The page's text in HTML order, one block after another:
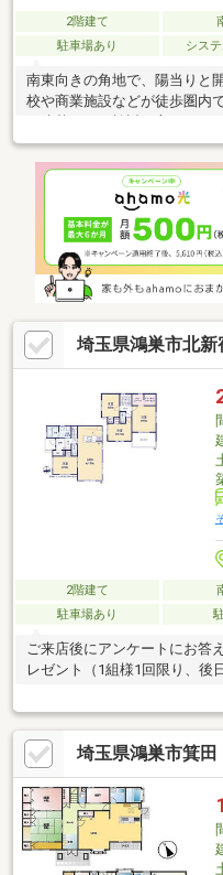
2階建て
駐車場あり
シス
南東向きの角地で、陽当りと開放
校や商業施設などが徒歩圏内
いただけます♪
埼玉県鴻巣市北
2階建て
駐車場あり
ご来店後にアンケートにお答
レゼント（1組様1回限り、後
埼玉県鴻巣市箕